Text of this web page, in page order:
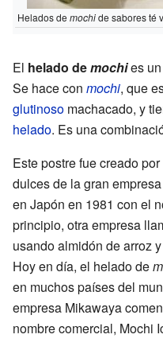
Helados demochide sabores té
El helado demochies un
Se hace con mochi, que
glutinoso machacado, y
helado. Es una
Este postre fue creado
dulces de la gran
en Japón en 1981 con el
principio, otra empresa
usando almidón de arroz
Hoy en día, el helado de
en muchos países del
empresa Mikawaya
nombre comercial, Mochi